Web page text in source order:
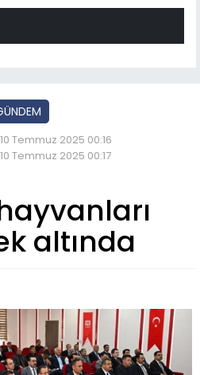
Temmuz 2025 00:16
Temmuz 2025 00:17
altında